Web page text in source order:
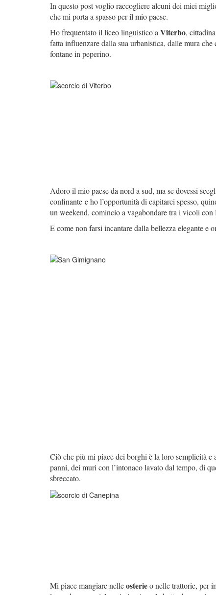
In questo post voglio raccogliere alcuni dei miei
che mi porta a spasso per il mio paese.
Ho frequentato il liceo linguistico aViterbo,
fatta influenzare dalla sua urbanistica, dalle mura
fontane in peperino.
Adoro il mio paese da nord a sud, ma se dovessi
confinante e ho l’opportunità di capitarci spesso,
un weekend, comincio a vagabondare tra i vicoli
E come non farsi incantare dalla bellezza elegante e
Ciò che più mi piace dei borghi è la loro semplicità
panni, dei muri con l’intonaco lavato dal tempo, di
sbreccato.
Mi piace mangiare nelleosterieo nelle trattorie, per